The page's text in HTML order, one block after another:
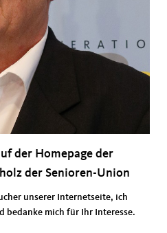
der Homepage der
der Senioren-Union
unserer Internetseite, ich
bedanke mich für Ihr Interesse.